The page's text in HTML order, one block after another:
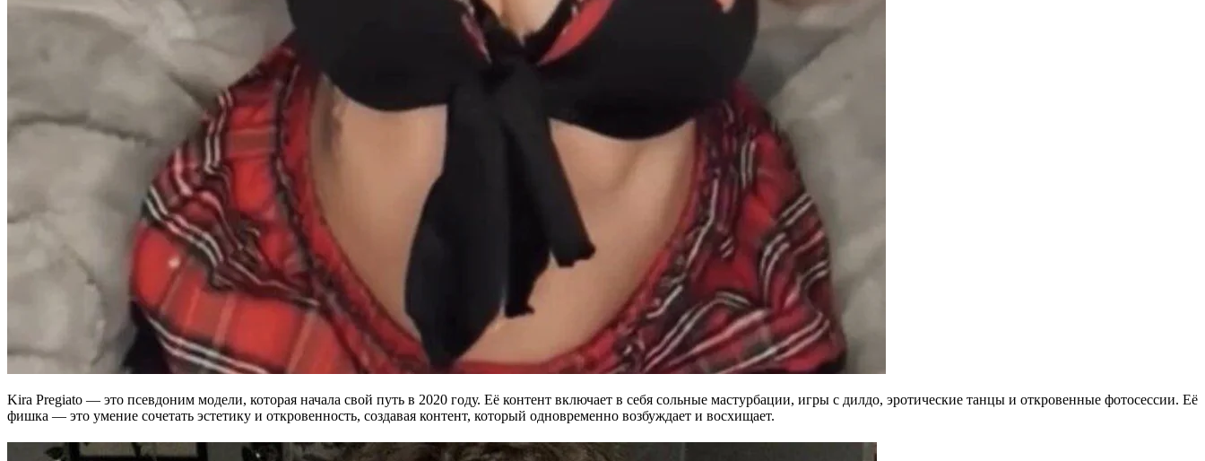
Kira Pregiato — это псевдоним модели, которая начала свой путь в 2020 году. Её контент включает в себя сольные мастурбации, игры с дилдо, эротические танцы и откровенные фотосессии. Её
фишка — это умение сочетать эстетику и откровенность, создавая контент, который одновременно возбуждает и восхищает.